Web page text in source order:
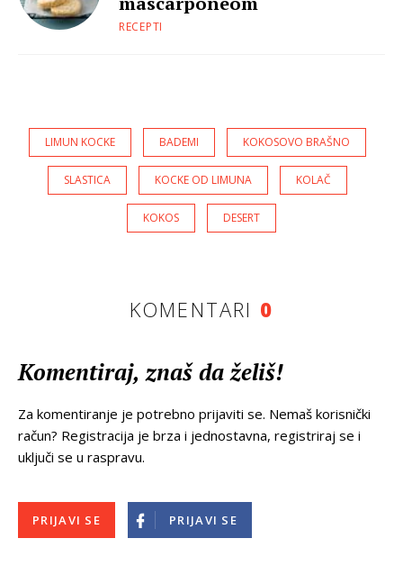
RECEPTI
LIMUN KOCKE BADEMI KOKOSOVO BRAŠNO
SLASTICA KOCKE OD LIMUNA KOLAČ
KOKOS DESERT
KOMENTARI 0
Komentiraj, znaš da želiš!
Za komentiranje je potrebno prijaviti se. Nemaš korisnički
račun? Registracija je brza i jednostavna, registriraj se i
uključi se u raspravu.
PRIJAVI SE PRIJAVI SE